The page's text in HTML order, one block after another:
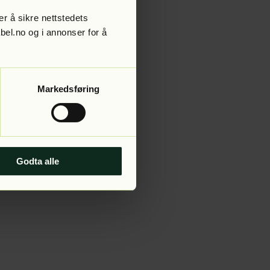
å sikre nettstedets
og i annonser for å
Markedsføring
Godta alle